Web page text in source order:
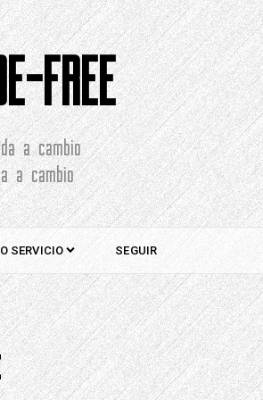
FREE
a cambio
a cambio
SERVICIO SEGUIR